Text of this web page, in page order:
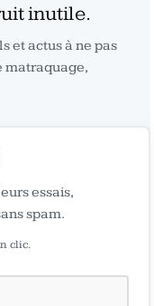
inutile.
et actus à ne pas
matraquage,
essais,
spam.
clic.